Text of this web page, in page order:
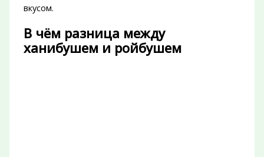
вкусом.
В чём разница между
ханибушем и ройбушем